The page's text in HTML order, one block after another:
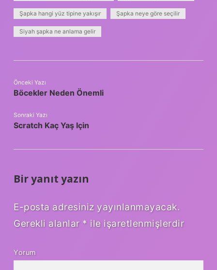
Şapka hangi yüz tipine yakışır Şapka neye göre seçilir
Siyah şapka ne anlama gelir
Önceki Yazı
Böcekler Neden Önemli
Sonraki Yazı
Scratch Kaç Yaş Için
Bir yanıt yazın
E-posta adresiniz yayınlanmayacak.
Gerekli alanlar * ile işaretlenmişlerdir
Yorum